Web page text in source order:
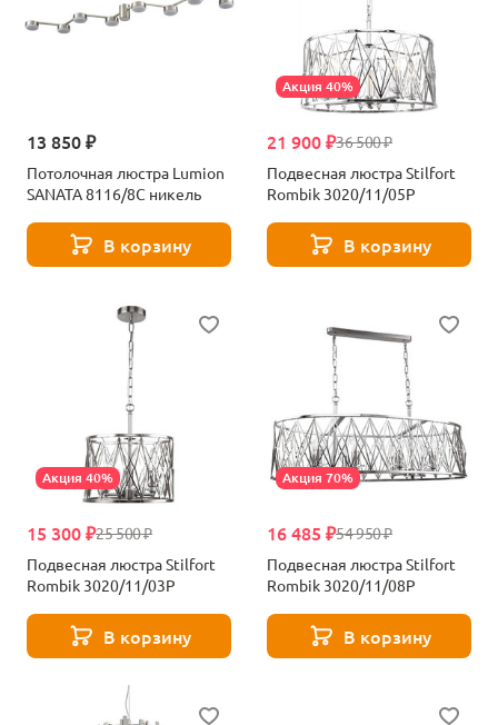
13 850 ₽
Потолочная люстра Lumion
SANATA 8116/8C никель
В корзину
Акция 40%
36 500 ₽
21 900 ₽
Подвесная люстра Stilfort
Rombik 3020/11/05P
В корзину
Акция 40%
25 500 ₽
15 300 ₽
Подвесная люстра Stilfort
Rombik 3020/11/03P
В корзину
Акция 70%
54 950 ₽
16 485 ₽
Подвесная люстра Stilfort
Rombik 3020/11/08P
В корзину